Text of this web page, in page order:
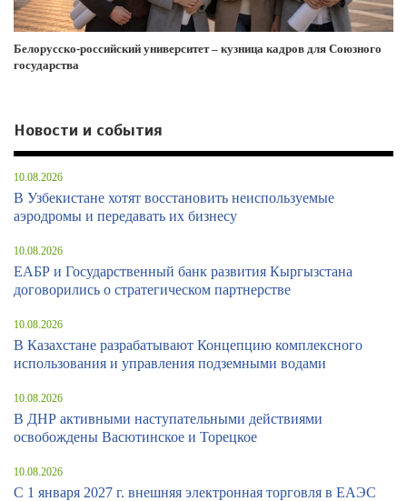
Белорусско-российский университет – кузница кадров для Союзного
государства
Новости и события
10.08.2026
В Узбекистане хотят восстановить неиспользуемые
аэродромы и передавать их бизнесу
10.08.2026
ЕАБР и Государственный банк развития Кыргызстана
договорились о стратегическом партнерстве
10.08.2026
В Казахстане разрабатывают Концепцию комплексного
использования и управления подземными водами
10.08.2026
В ДНР активными наступательными действиями
освобождены Васютинское и Торецкое
10.08.2026
С 1 января 2027 г. внешняя электронная торговля в ЕАЭС